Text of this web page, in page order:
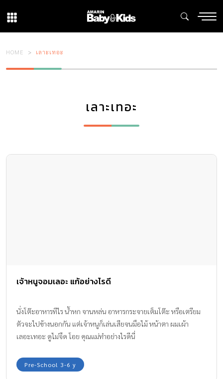
HOME เลาะเทอะ
เลาะเทอะ
เจ้าหนูจอมเลอะ แก้อย่างไรดี
นั่งโต๊ะอาหารทีไร น้ำหก จานหล่น อาหารกระจายเต็มโต๊ะ หรือเตรียม
ตัวจะไปข้างนอกกัน แต่เจ้าหนูก็เล่นเสียจนมือไม้ หน้าตา ผมเผ้า
เลอะเทอะ ดูไม่จืด โอย คุณแม่ทำอย่างไรดีนี่
Pre-School 3-6 y